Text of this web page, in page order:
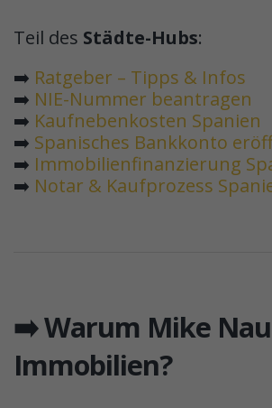
Teil des Städte-Hubs:
➡️ Ratgeber – Tipps & Infos
➡️ NIE-Nummer beantragen
➡️ Kaufnebenkosten Spanien
➡️ Spanisches Bankkonto
➡️ Immobilienfinanzierung
➡️ Notar & Kaufprozess
➡️ Warum Mike
Immobilien?